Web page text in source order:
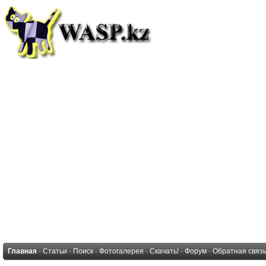
Главная · Статьи · Поиск · Фотогалерея · Скачать! · Форум · Обратная связь